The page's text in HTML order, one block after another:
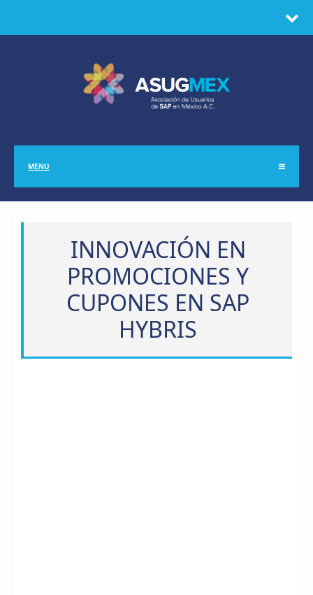
MENU
INNOVACIÓN EN
PROMOCIONES Y
CUPONES EN SAP
HYBRIS